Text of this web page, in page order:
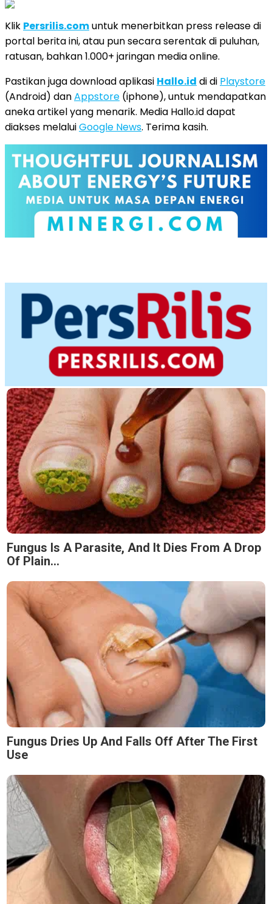
Klik Persrilis.comuntuk menerbitkan press release di
portal berita ini, atau pun secara serentak di puluhan,
ratusan, bahkan 1.000+ jaringan media online.
Pastikan juga download aplikasi Hallo.id di di Playstore
(Android) danAppstore (iphone), untuk mendapatkan
aneka artikel yang menarik. Media Hallo.id dapat
diakses melaluiGoogle News. Terima kasih.
Fungus Is A Parasite, And It Dies From A Drop
Of Plain...
Fungus Dries Up And Falls Off After The First
Use